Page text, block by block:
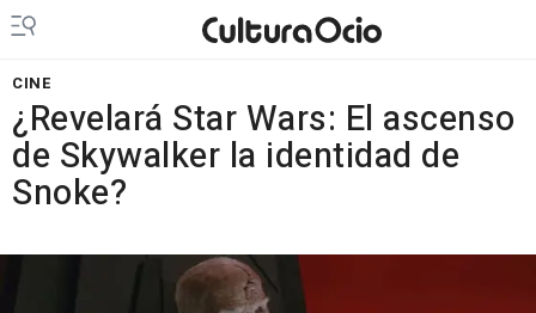
CINE
¿Revelará Star Wars: El ascenso
de Skywalker la identidad de
Snoke?